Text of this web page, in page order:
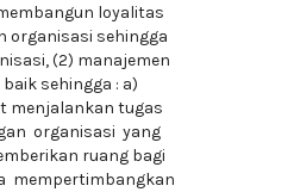
loyalitas
organisasi sehingga
(2) manajemen
sehingga : a)
menjalankan tugas
organisasi yang
ruang bagi
mempertimbangkan